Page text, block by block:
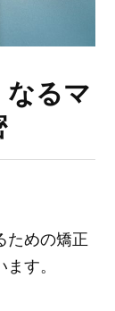
るマ
ための矯正
す。